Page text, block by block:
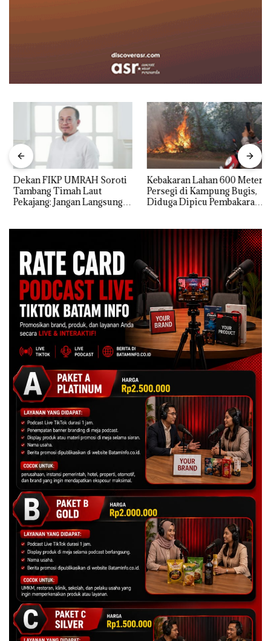
Dekan FIKP UMRAH Soroti
Tambang Timah Laut
Pekajang: Jangan Langsung
Kebakaran Lahan 600 Meter
Persegi di Kampung Bugis,
Diduga Dipicu Pembakaran